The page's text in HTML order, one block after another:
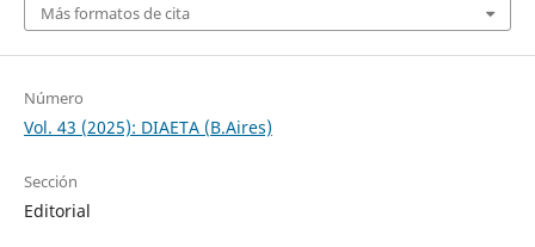
Más formatos de cita
Número
Vol. 43 (2025): DIAETA (B.Aires)
Sección
Editorial